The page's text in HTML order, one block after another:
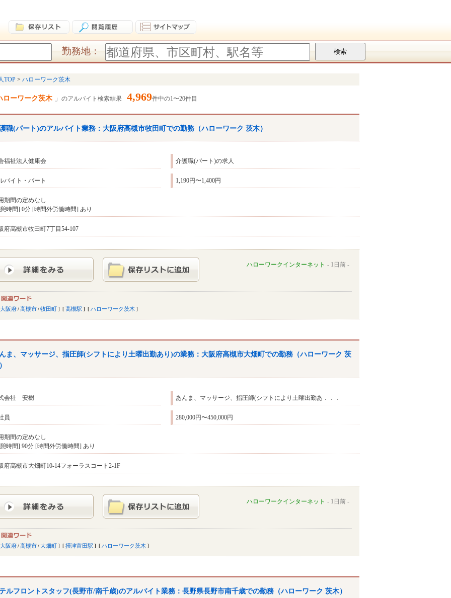
勤務地：
TOP ハローワーク茨木
ローワーク茨木 のアルバイト検索結果 4,969件中の1〜20件目
職(パート)のアルバイト業務：大阪府高槻市牧田町での勤務（ハローワーク 茨木）
福祉法人健康会 介護職(パート)の求人
バイト・パート 1,190円〜1,400円
期間の定めなし
時間] 0分 [時間外労働時間] あり
府高槻市牧田町7丁目54-107
ハローワークインターネット 1日前
大阪府/高槻市/牧田町 高槻駅 ハローワーク茨木
ま、マッサージ、指圧師(シフトにより土曜出勤あり)の業務：大阪府高槻市大畑町での勤務（ハローワーク 茨
）
会社 安樹 あんま、マッサージ、指圧師(シフトにより土曜出勤あ．．．
員 280,000円〜450,000円
期間の定めなし
時間] 90分 [時間外労働時間] あり
府高槻市大畑町10-14フォーラスコート2-1F
ハローワークインターネット 1日前
大阪府/高槻市/大畑町 摂津富田駅 ハローワーク茨木
ルフロントスタッフ(長野市/南千歳)のアルバイト業務：長野県長野市南千歳での勤務（ハローワーク 茨木）